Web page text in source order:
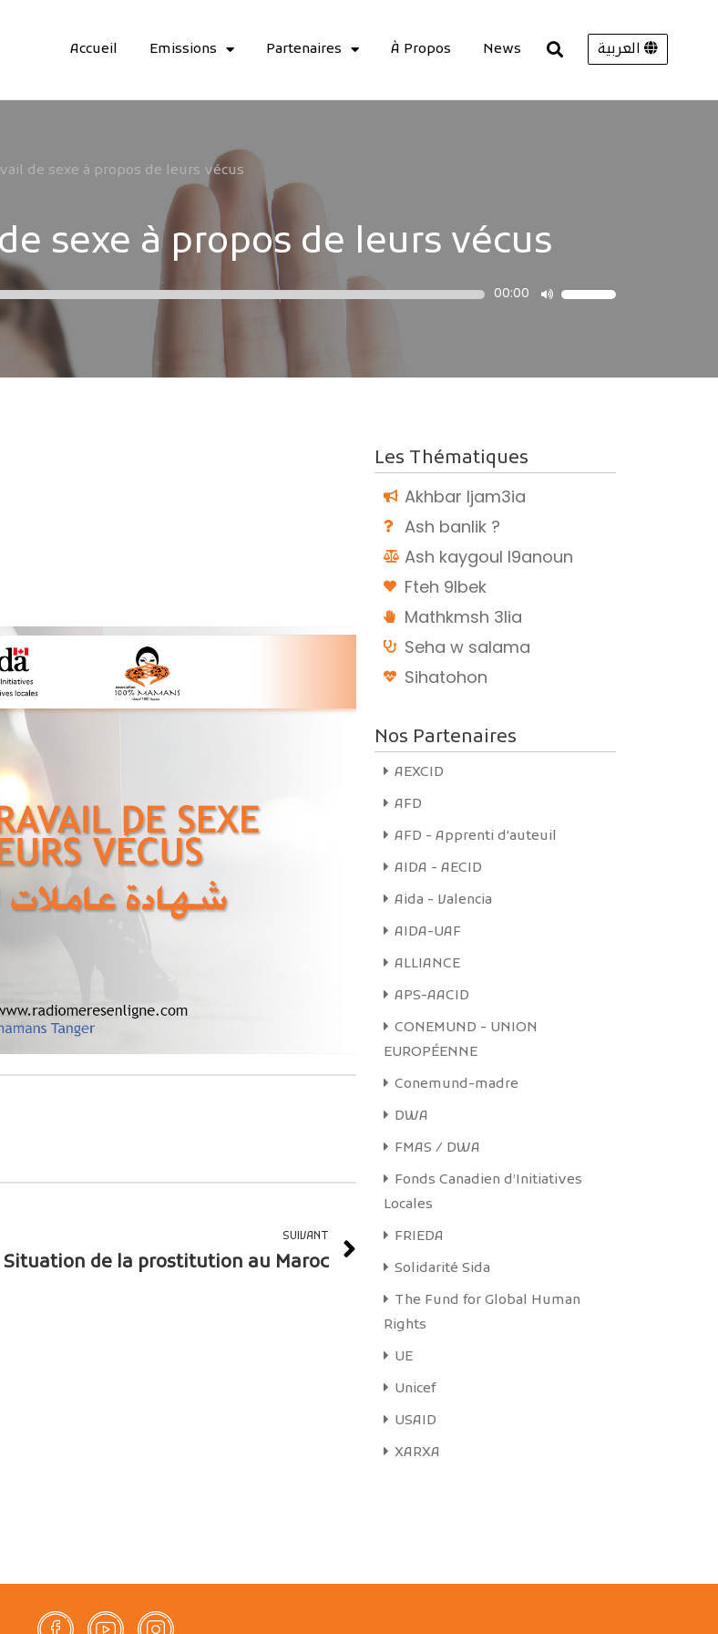
Accueil Emissions Partenaires À Propos News العربية
de sexe à propos de leurs vécus
sexe à propos de leurs vécus
00:00
Utilisez
haut/bas
diminuer
SUIVANT
Situation de la prostitution au Maroc
Les Thématiques
Akhbar ljam3ia
Ash banlik ?
Ash kaygoul l9anoun
Fteh 9lbek
Mathkmsh 3lia
Seha w salama
Sihatohon
Nos Partenaires
AEXCID
AFD
AFD - Apprenti d'auteuil
AIDA - AECID
Aida - Valencia
AIDA-UAF
ALLIANCE
APS-AACID
CONEMUND - UNION
EUROPÉENNE
Conemund-madre
DWA
FMAS / DWA
Fonds Canadien d’Initiatives
Locales
FRIEDA
Solidarité Sida
The Fund for Global Human
Rights
UE
Unicef
USAID
XARXA
NOUS CONNAÎTRE ?
professionnelles du sexe et des femmes migrantes.
Les émissions réalisées par un comité de bénéficiaires
de l’association, visent à protéger et promouvoir les
droits sociaux et économiques des femmes
démarche de plaidoyer de l’association et permettent
de sensibiliser plus efficacement les acteurs locaux et
l’opinion publique sur l’exclusion et les difficultés de